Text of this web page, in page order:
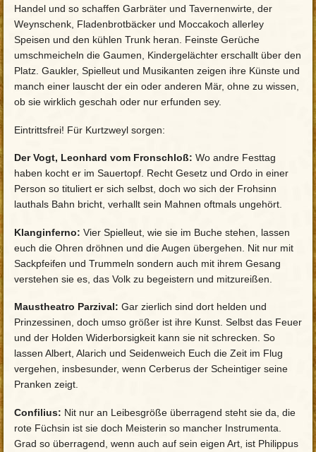
Handel und so schaffen Garbräter und Tavernenwirte, der
Weynschenk, Fladenbrotbäcker und Moccakoch allerley
Speisen und den kühlen Trunk heran. Feinste Gerüche
umschmeicheln die Gaumen, Kindergelächter erschallt über den
Platz. Gaukler, Spielleut und Musikanten zeigen ihre Künste und
manch einer lauscht der ein oder anderen Mär, ohne zu wissen,
ob sie wirklich geschah oder nur erfunden sey.
Eintrittsfrei! Für Kurtzweyl sorgen:
Der Vogt, Leonhard vom Fronschloß: Wo andre Festtag
haben kocht er im Sauertopf. Recht Gesetz und Ordo in einer
Person so tituliert er sich selbst, doch wo sich der Frohsinn
lauthals Bahn bricht, verhallt sein Mahnen oftmals ungehört.
Klanginferno: Vier Spielleut, wie sie im Buche stehen, lassen
euch die Ohren dröhnen und die Augen übergehen. Nit nur mit
Sackpfeifen und Trummeln sondern auch mit ihrem Gesang
verstehen sie es, das Volk zu begeistern und mitzureißen.
Maustheatro Parzival: Gar zierlich sind dort helden und
Prinzessinen, doch umso größer ist ihre Kunst. Selbst das Feuer
und der Holden Widerborsigkeit kann sie nit schrecken. So
lassen Albert, Alarich und Seidenweich Euch die Zeit im Flug
vergehen, insbesunder, wenn Cerberus der Scheintiger seine
Pranken zeigt.
Confilius: Nit nur an Leibesgröße überragend steht sie da, die
rote Füchsin ist sie doch Meisterin so mancher Instrumenta.
Grad so überragend, wenn auch auf sein eigen Art, ist Philippus